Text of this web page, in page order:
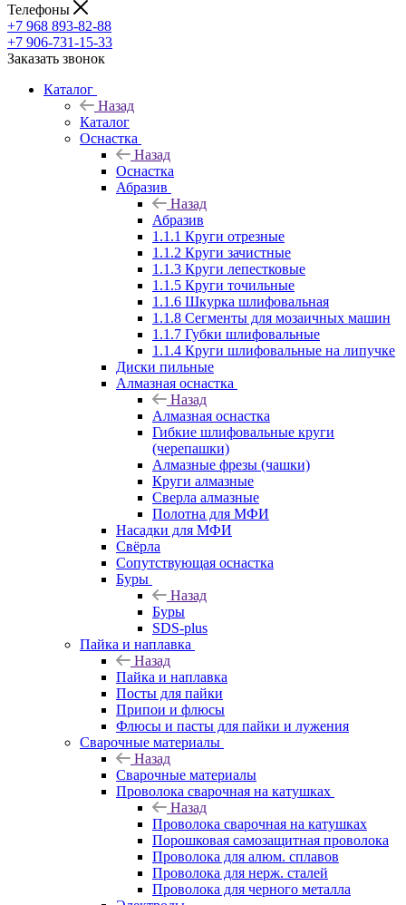
Телефоны
+7 968 893-82-88
+7 906-731-15-33
Заказать звонок
Каталог
Назад
Каталог
Оснастка
Назад
Оснастка
Абразив
Назад
Абразив
1.1.1 Круги отрезные
1.1.2 Круги зачистные
1.1.3 Круги лепестковые
1.1.5 Круги точильные
1.1.6 Шкурка шлифовальная
1.1.8 Сегменты для мозаичных машин
1.1.7 Губки шлифовальные
1.1.4 Круги шлифовальные на липучке
Диски пильные
Алмазная оснастка
Назад
Алмазная оснастка
Гибкие шлифовальные круги
(черепашки)
Алмазные фрезы (чашки)
Круги алмазные
Сверла алмазные
Полотна для МФИ
Насадки для МФИ
Свёрла
Сопутствующая оснастка
Буры
Назад
Буры
SDS-plus
Пайка и наплавка
Назад
Пайка и наплавка
Посты для пайки
Припои и флюсы
Флюсы и пасты для пайки и лужения
Сварочные материалы
Назад
Сварочные материалы
Проволока сварочная на катушках
Назад
Проволока сварочная на катушках
Порошковая самозащитная проволока
Проволока для алюм. сплавов
Проволока для нерж. сталей
Проволока для черного металла